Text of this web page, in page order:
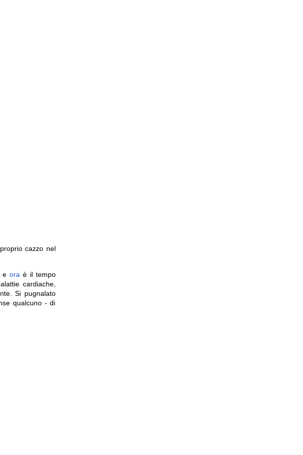
cazzo nel
e ora è il tempo
cardiache,
Si pugnalato
qualcuno - di